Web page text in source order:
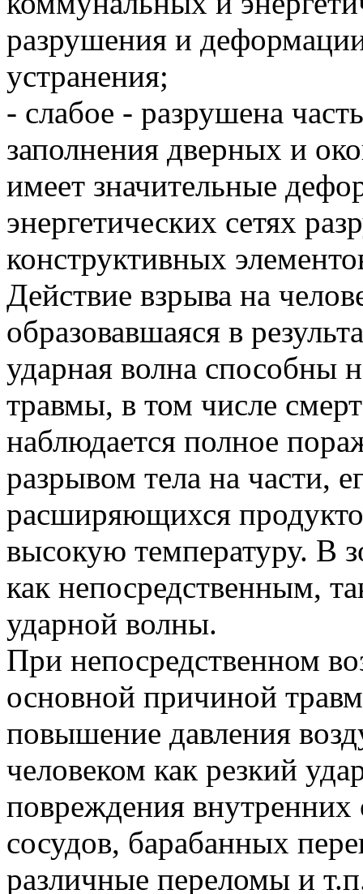
разрушения и
устранения;
- слабое - разрушена
заполнения дверных и
имеет значительные
энергетических сетях
конструктивных
Действие взрыва на
образовавшаяся в
ударная волна способны
травмы, в том числе
наблюдается полное
разрывом тела на части,
расширяющихся
высокую температуру. В
как непосредственным,
ударной волны.
При непосредственном
основной причиной
повышение давления
человеком как резкий
повреждения
сосудов, барабанных
различные переломы и